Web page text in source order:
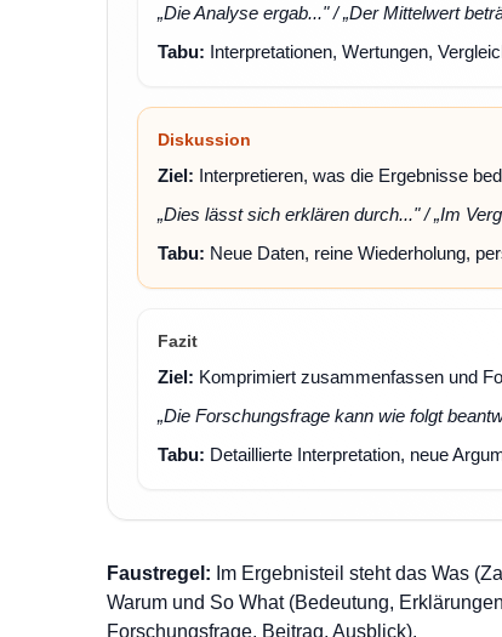
„Die Analyse ergab..." / „Der Mittelwert
Tabu: Interpretationen, Wertungen,
Diskussion
Ziel: Interpretieren, was die Ergebnisse
„Dies lässt sich erklären durch..." / „Im
Tabu: Neue Daten, reine Wiederholung,
Fazit
Ziel: Komprimiert zusammenfassen und
„Die Forschungsfrage kann wie folgt
Tabu: Detaillierte Interpretation, neue
Faustregel: Im Ergebnisteil steht das Was
Warum und So What (Bedeutung,
Forschungsfrage, Beitrag, Ausblick).